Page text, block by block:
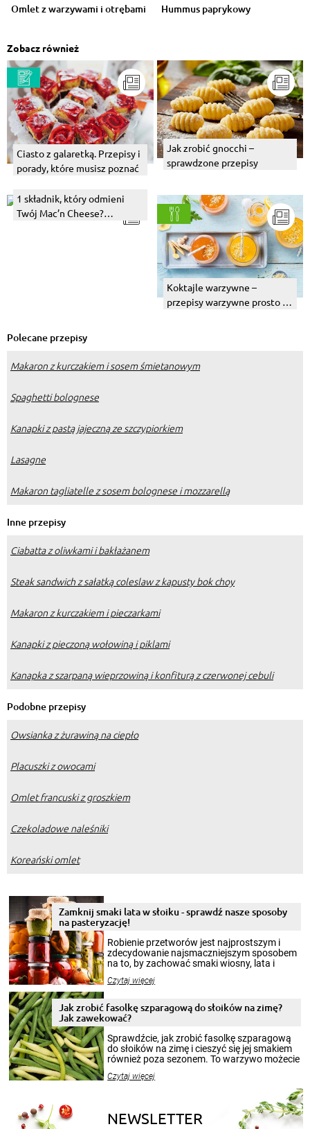
Omlet z warzywami i otrębami Hummus paprykowy
Zobacz również
Ciasto z galaretką. Przepisy i
porady, które musisz poznać
Jak zrobić gnocchi –
sprawdzone przepisy
1 składnik, który odmieni
Twój Mac’n Cheese?
Wypróbuj! Tips & tricks +
Koktajle warzywne –
przepisy warzywne prosto z
Polecane przepisy
Makaron z kurczakiem i sosem śmietanowym
Spaghetti bolognese
Kanapki z pastą jajeczną ze szczypiorkiem
Lasagne
Makaron tagliatelle z sosem bolognese i mozzarellą
Inne przepisy
Ciabatta z oliwkami i bakłażanem
Steak sandwich z sałatką coleslaw z kapusty bok choy
Makaron z kurczakiem i pieczarkami
Kanapki z pieczoną wołowiną i piklami
Kanapka z szarpaną wieprzowiną i konfiturą z czerwonej cebuli
Podobne przepisy
Owsianka z żurawiną na ciepło
Placuszki z owocami
Omlet francuski z groszkiem
Czekoladowe naleśniki
Koreański omlet
Zamknij smaki lata w słoiku - sprawdź nasze sposoby
na pasteryzację!
Robienie przetworów jest najprostszym i
zdecydowanie najsmaczniejszym sposobem
na to, by zachować smaki wiosny, lata i
krajobrazów, by cieszyć nimi oko w sezonie
pełni poczuć atmosferę cieplejszych
miesięcy. Przygotowanie słoików ze
smakowitą zawartością musi obejmować
patenty, które pozwolą zachować świeżość
przetworów.
Czytaj więcej
Jak zrobić fasolkę szparagową do słoików na zimę?
Jak zawekować?
Sprawdźcie, jak zrobić fasolkę szparagową
do słoików na zimę i cieszyć się jej smakiem
również poza sezonem. To warzywo możecie
nasze propozycje!
Czytaj więcej
NEWSLETTER